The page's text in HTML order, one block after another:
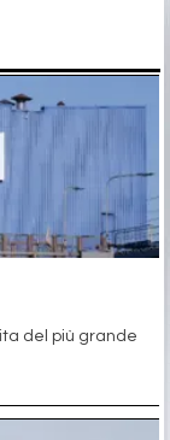
del più grande